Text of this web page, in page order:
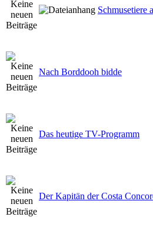
Schmusetiere
Nach Borddooh bidde
Das heutige TV-Programm
Der Kapitän der Costa